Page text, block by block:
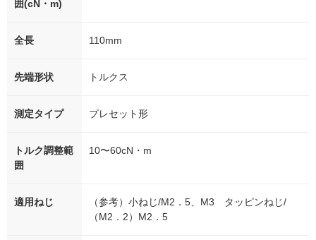
囲(cN・m)
全長 110mm
先端形状 トルクス
測定タイプ プレセット形
トルク調整範
囲
10〜60cN・m
適用ねじ
（参考）小ねじ/M2．5、M3 タッピンねじ/
（M2．2）M2．5